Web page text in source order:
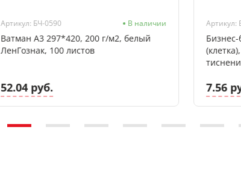
Артикул: БЧ-0590 В наличии
Ватман А3 297*420, 200 г/м2, белый
ЛенГознак, 100 листов
52.04 руб. 7.56